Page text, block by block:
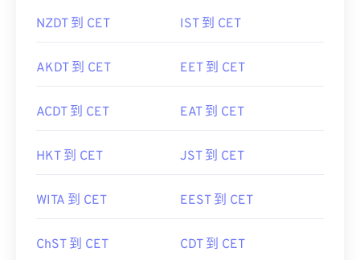
NZDT 到 CET IST 到 CET
AKDT 到 CET EET 到 CET
ACDT 到 CET EAT 到 CET
HKT 到 CET JST 到 CET
WITA 到 CET EEST 到 CET
ChST 到 CET CDT 到 CET